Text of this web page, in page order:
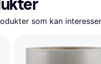
som kan